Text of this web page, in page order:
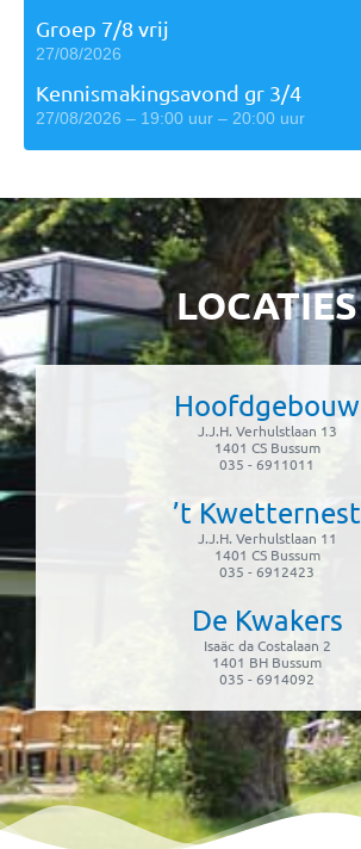
Groep 7/8 vrij
27/08/2026
Kennismakingsavond gr 3/4
27/08/2026 – 19:00 uur – 20:00 uur
LOCATIES
Hoofdgebouw
J.J.H. Verhulstlaan 13
1401 CS Bussum
035 - 6911011
’t Kwetternest
J.J.H. Verhulstlaan 11
1401 CS Bussum
035 - 6912423
De Kwakers
Isaäc da Costalaan 2
1401 BH Bussum
035 - 6914092